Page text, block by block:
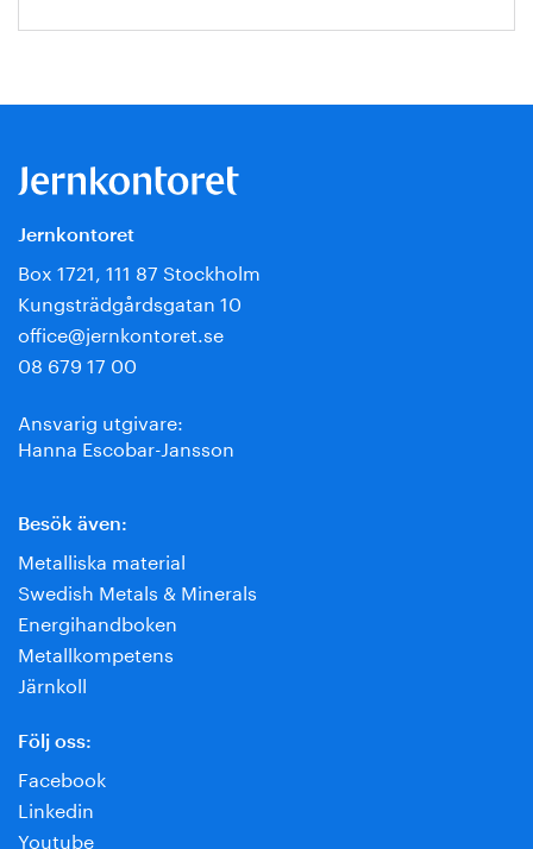
Jernkontoret
Box 1721, 111 87 Stockholm
Kungsträdgårdsgatan 10
office@jernkontoret.se
08 679 17 00
Ansvarig utgivare:
Hanna Escobar-Jansson
Besök även:
Metalliska material
Swedish Metals & Minerals
Energihandboken
Metallkompetens
Järnkoll
Följ oss:
Facebook
Linkedin
Youtube